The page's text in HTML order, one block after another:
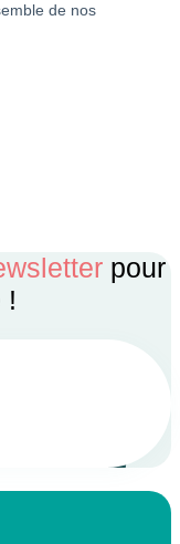
de nos
pour
!